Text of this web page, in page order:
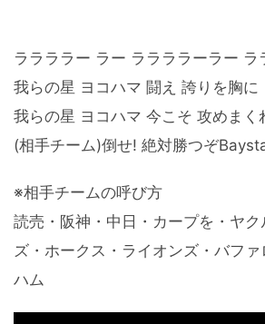
ララララー ラー ララララーラー ラ
我らの星 ヨコハマ 闘え 誇りを胸に
我らの星 ヨコハマ 今こそ 攻めまく
(相手チーム)倒せ! 絶対勝つぞ
※相手チームの呼び方
読売・阪神・中日・カープを・ヤ
ズ・ホークス・ライオンズ・バファ
ハム